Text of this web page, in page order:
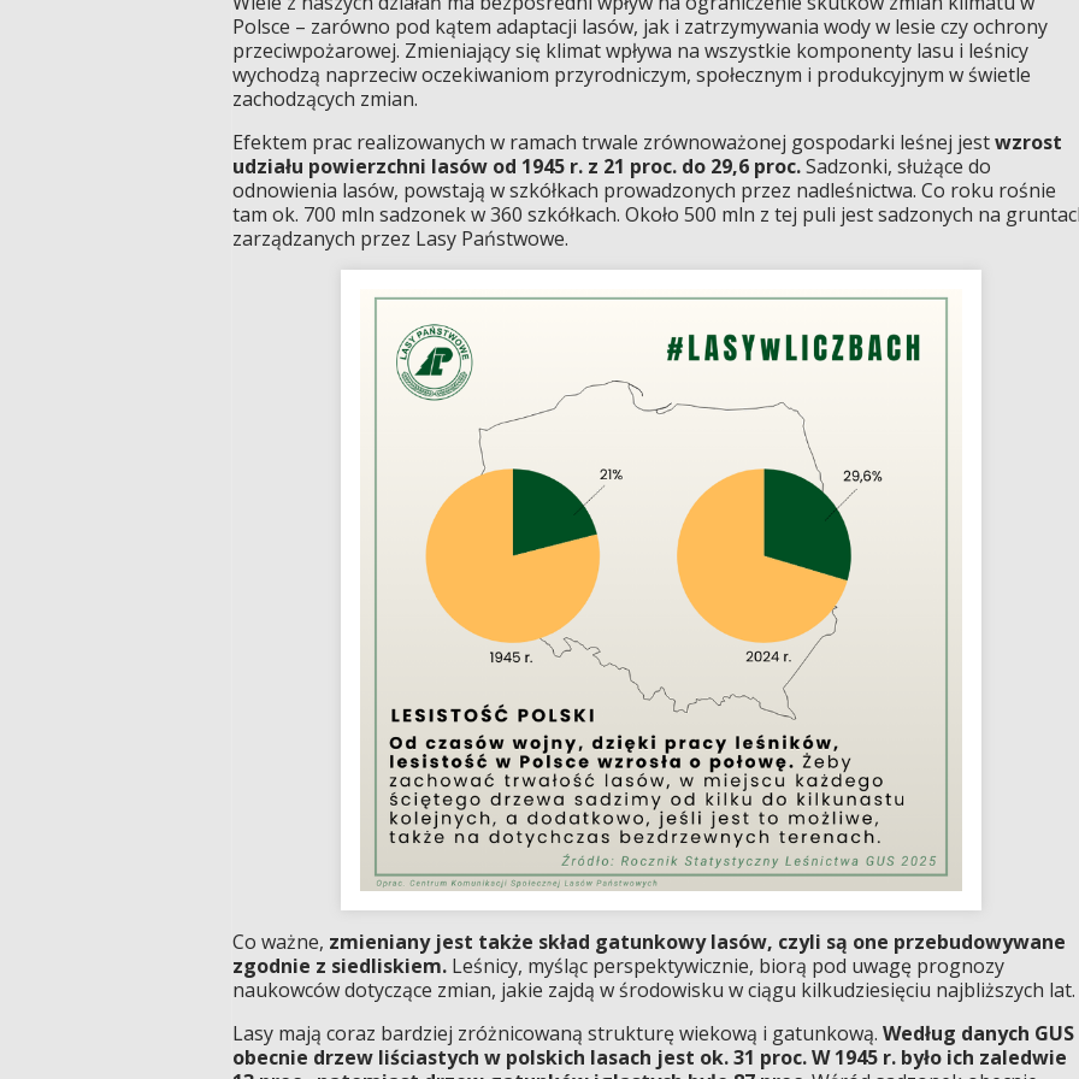
Polsce – zarówno pod kątem adaptacji lasów, jak i zatrzymywania wody w lesie czy ochrony
przeciwpożarowej. Zmieniający się klimat wpływa na wszystkie komponenty lasu i leśnicy
wychodzą naprzeciw oczekiwaniom przyrodniczym, społecznym i produkcyjnym w świetle
zachodzących zmian.
Efektem prac realizowanych w ramach trwale zrównoważonej gospodarki leśnej jestwzrost
udziału powierzchni lasów od 1945 r. z 21 proc. do 29,6 proc.Sadzonki, służące do
odnowienia lasów, powstają w szkółkach prowadzonych przez nadleśnictwa. Co roku rośnie
tam ok. 700 mln sadzonek w 360 szkółkach. Około 500 mln z tej puli jest sadzonych na
zarządzanych przez Lasy Państwowe.
Co ważne, zmieniany jest także skład gatunkowy lasów, czyli są one przebudowywane
zgodnie z siedliskiem. Leśnicy, myśląc perspektywicznie, biorą pod uwagę prognozy
naukowców dotyczące zmian, jakie zajdą w środowisku w ciągu kilkudziesięciu najbliższych lat.
Lasy mają coraz bardziej zróżnicowaną strukturę wiekową i gatunkową. Według danych GUS
obecnie drzew liściastych w polskich lasach jest ok. 31 proc. W 1945 r. było ich zaledwie